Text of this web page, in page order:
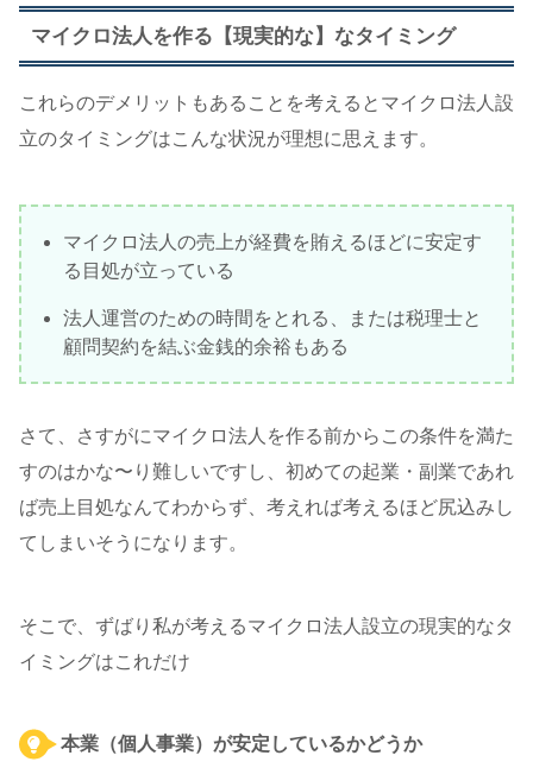
マイクロ法人を作る【現実的な】なタイミング
これらのデメリットもあることを考えるとマイクロ法人設
立のタイミングはこんな状況が理想に思えます。
マイクロ法人の売上が経費を賄えるほどに安定す
る目処が立っている
法人運営のための時間をとれる、または税理士と
顧問契約を結ぶ金銭的余裕もある
さて、さすがにマイクロ法人を作る前からこの条件を満た
すのはかな〜り難しいですし、初めての起業・副業であれ
ば売上目処なんてわからず、考えれば考えるほど尻込みし
てしまいそうになります。
そこで、ずばり私が考えるマイクロ法人設立の現実的なタ
イミングはこれだけ
本業（個人事業）が安定しているかどうか